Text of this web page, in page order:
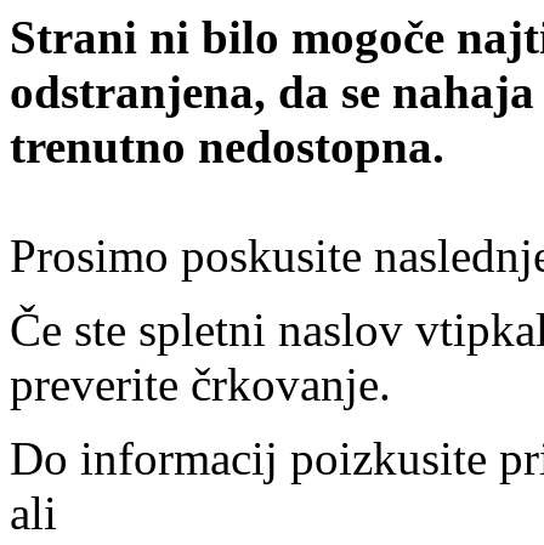
Strani ni bilo mogoče
odstranjena, da se
trenutno nedostopna.
Prosimo poskusite
Če ste spletni naslov
preverite črkovanje.
Do informacij poizkusite
ali